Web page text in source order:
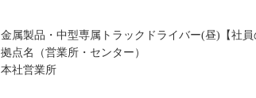
金属製品・中型専属トラックドライバー(昼)【社員
拠点名（営業所・センター）
本社営業所